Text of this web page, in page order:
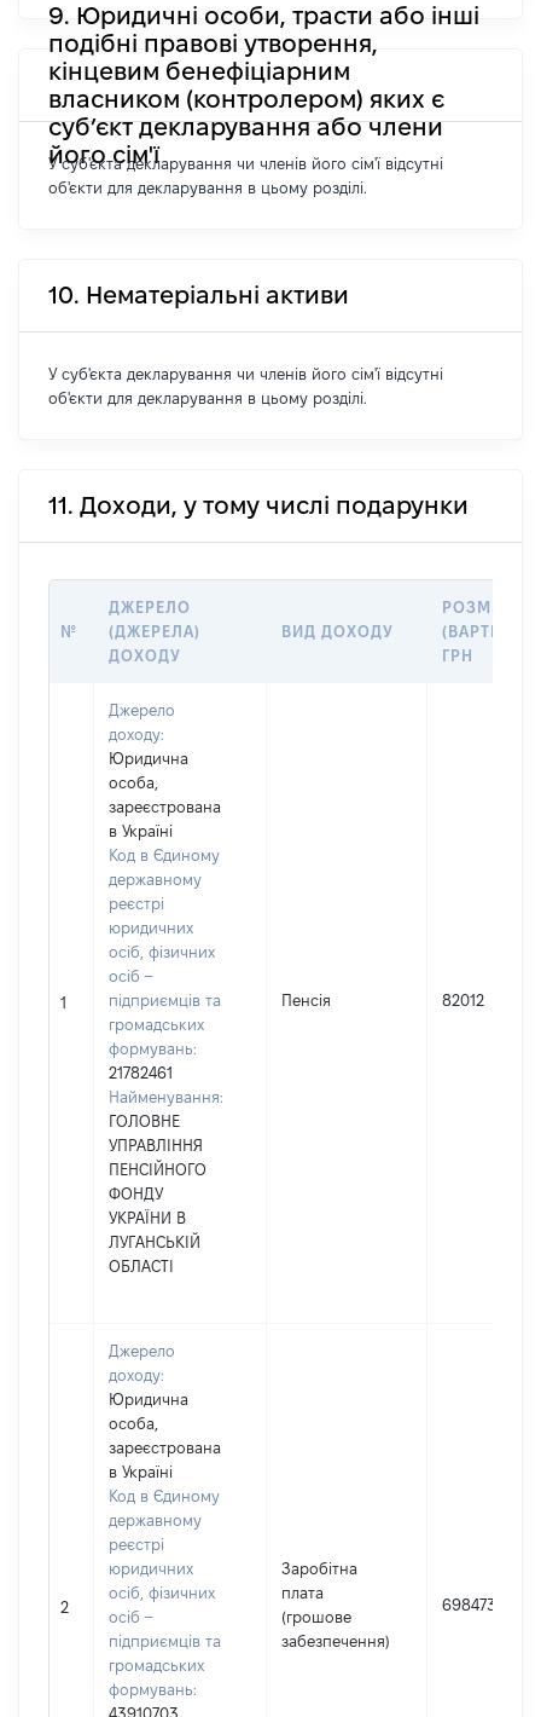
9. Юридичні особи, трасти або інші
подібні правові утворення,
кінцевим бенефіціарним
власником (контролером) яких є
суб’єкт декларування або члени
його сім'ї
У суб'єкта декларування чи членів його сім'ї відсутні
об'єкти для декларування в цьому розділі.
10. Нематеріальні активи
У суб'єкта декларування чи членів його сім'ї відсутні
об'єкти для декларування в цьому розділі.
11. Доходи, у тому числі подарунки
№
ДЖЕРЕЛО
(ДЖЕРЕЛА)
ДОХОДУ
ВИД ДОХОДУ
РОЗМІР
(ВАРТІСТЬ),
ГРН
1
Джерело
доходу:
Юридична
особа,
зареєстрована
в Україні
Код в Єдиному
державному
реєстрі
юридичних
осіб, фізичних
осіб –
підприємців та
громадських
формувань:
21782461
Найменування:
ГОЛОВНЕ
УПРАВЛІННЯ
ПЕНСІЙНОГО
ФОНДУ
УКРАЇНИ В
ЛУГАНСЬКІЙ
ОБЛАСТІ
Пенсія 82012
2
Джерело
доходу:
Юридична
особа,
зареєстрована
в Україні
Код в Єдиному
державному
реєстрі
юридичних
осіб, фізичних
осіб –
підприємців та
громадських
формувань:
43910703
Заробітна
плата
(грошове
забезпечення)
698473